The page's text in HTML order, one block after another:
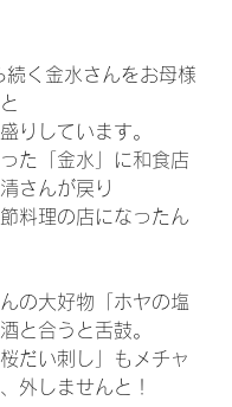
く金水さんをお母様
りしています。
た「金水」に和食店
さんが戻り
料理の店になったん
の大好物「ホヤの塩
と合うと舌鼓。
だい刺し」もメチャ
外しませんと！